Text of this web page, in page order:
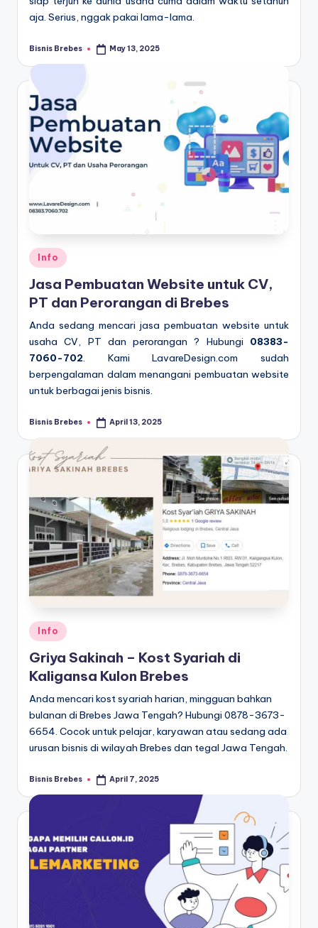
aja. Serius, nggak pakai lama-lama.
Posted
Bisnis Brebes May 13, 2025
Posted
in
Info
Jasa Pembuatan Website untuk CV,
PT dan Perorangan di Brebes
Anda sedang mencari jasa pembuatan website untuk
usaha CV, PT dan perorangan ? Hubungi 08383-
7060-702. Kami LavareDesign.com sudah
berpengalaman dalam menangani pembuatan website
untuk berbagai jenis bisnis.
Posted
Bisnis Brebes April 13, 2025
Posted
in
Info
Griya Sakinah – Kost Syariah di
Kaligansa Kulon Brebes
Anda mencari kost syariah harian, mingguan bahkan
bulanan di Brebes Jawa Tengah? Hubungi 0878-3673-
6654. Cocok untuk pelajar, karyawan atau sedang ada
urusan bisnis di wilayah Brebes dan tegal Jawa Tengah.
Posted
Bisnis Brebes April 7, 2025